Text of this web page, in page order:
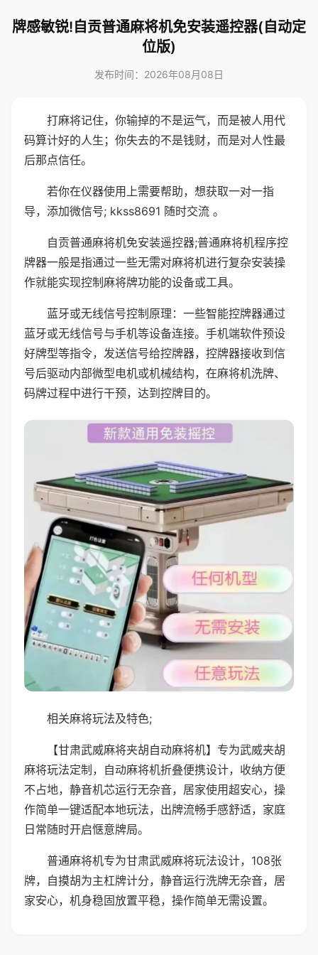
牌感敏锐!自贡普通麻将机免安装遥控器(自动定
位版)
发布时间：2026年08月08日
打麻将记住，你输掉的不是运气，而是被人用代
码算计好的人生；你失去的不是钱财，而是对人性最
后那点信任。
若你在仪器使用上需要帮助，想获取一对一指
导，添加微信号; kkss8691 随时交流 。
自贡普通麻将机免安装遥控器;普通麻将机程序控
牌器一般是指通过一些无需对麻将机进行复杂安装操
作就能实现控制麻将牌功能的设备或工具。
蓝牙或无线信号控制原理：一些智能控牌器通过
蓝牙或无线信号与手机等设备连接。手机端软件预设
好牌型等指令，发送信号给控牌器，控牌器接收到信
号后驱动内部微型电机或机械结构，在麻将机洗牌、
码牌过程中进行干预，达到控牌目的。
相关麻将玩法及特色;
【甘肃武威麻将夹胡自动麻将机】专为武威夹胡
麻将玩法定制，自动麻将机折叠便携设计，收纳方便
不占地，静音机芯运行无杂音，居家使用超安心，操
作简单一键适配本地玩法，出牌流畅手感舒适，家庭
日常随时开启惬意牌局。
普通麻将机专为甘肃武威麻将玩法设计，108张
牌，自摸胡为主杠牌计分，静音运行洗牌无杂音，居
家安心，机身稳固放置平稳，操作简单无需设置。